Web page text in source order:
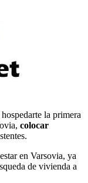
la primera
colocar
en Varsovia, ya
de vivienda a